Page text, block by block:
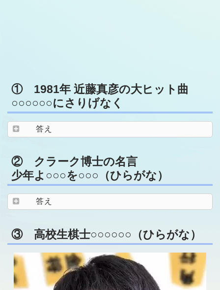
① 1981年 近藤真彦の大ヒット曲
○○○○○○にさりげなく
答え
② クラーク博士の名言
少年よ○○○を○○○（ひらがな）
答え
③ 高校生棋士○○○○○○（ひらがな）